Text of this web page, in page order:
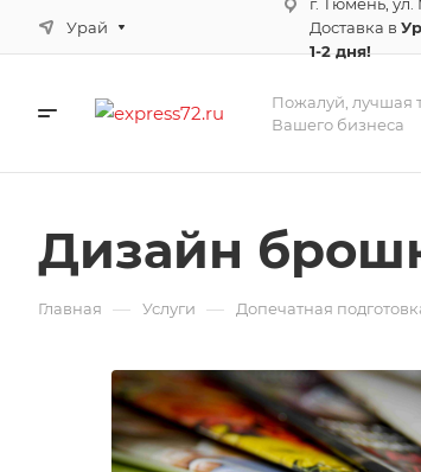
Урай
Доставка в
1-2 дня!
Пожалуй, лучшая
Вашего бизнеса
Дизайн
Главная — Услуги — Допечатная